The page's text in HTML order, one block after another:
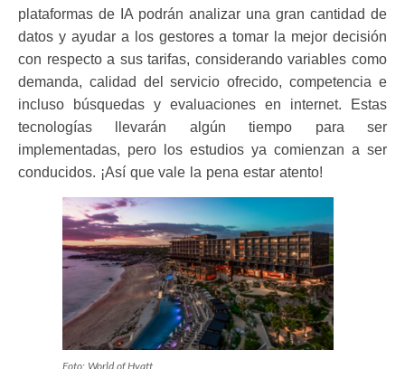
plataformas de IA podrán analizar una gran cantidad de
datos y ayudar a los gestores a tomar la mejor decisión
con respecto a sus tarifas, considerando variables como
demanda, calidad del servicio ofrecido, competencia e
incluso búsquedas y evaluaciones en internet. Estas
tecnologías llevarán algún tiempo para ser
implementadas, pero los estudios ya comienzan a ser
conducidos. ¡Así que vale la pena estar atento!
Foto: World of Hyatt